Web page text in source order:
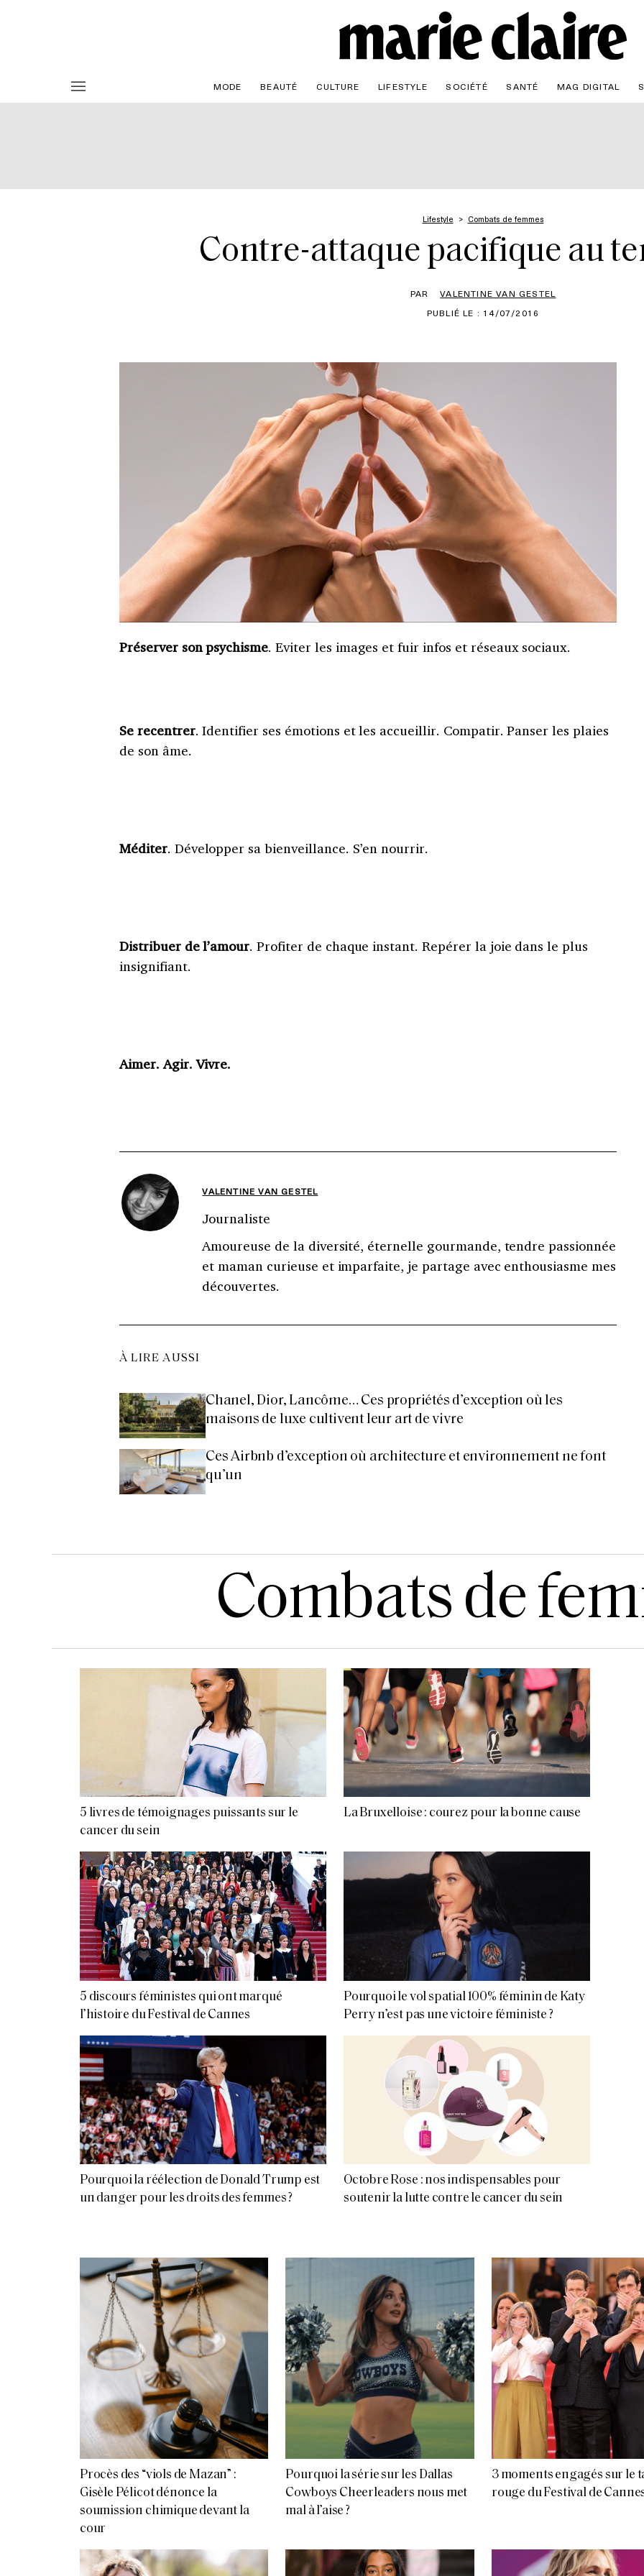
MODE BEAUTÉ CULTURE LIFESTYLE SOCIÉTÉ SANTÉ MAG DIGITAL
Lifestyle Combats de femmes
Contre-attaque pacifique au
PAR
VALENTINE VAN GESTEL
PUBLIÉ LE : 14/07/2016
Préserver son psychisme. Eviter les images et fuir infos et réseaux sociaux.
Se recentrer. Identifier ses émotions et les accueillir. Compatir. Panser les plaies
de son âme.
Méditer. Développer sa bienveillance. S’en nourrir.
Distribuer de l’amour. Profiter de chaque instant. Repérer la joie dans le plus
insignifiant.
Aimer. Agir. Vivre.
VALENTINE VAN GESTEL
Journaliste
Amoureuse de la diversité, éternelle gourmande, tendre passionnée
et maman curieuse et imparfaite, je partage avec enthousiasme mes
découvertes.
À LIRE AUSSI
Chanel, Dior, Lancôme… Ces propriétés d’exception où les
maisons de luxe cultivent leur art de vivre
Ces Airbnb d’exception où architecture et environnement ne font
qu’un
Combats de
5 livres de témoignages puissants sur le
cancer du sein
La Bruxelloise : courez pour la bonne cause
5 discours féministes qui ont marqué
l’histoire du Festival de Cannes
Pourquoi le vol spatial 100% féminin de Katy
Perry n’est pas une victoire féministe ?
Pourquoi la réélection de Donald Trump est
un danger pour les droits des femmes ?
Octobre Rose : nos indispensables pour
soutenir la lutte contre le cancer du sein
Procès des “viols de Mazan” :
Gisèle Pélicot dénonce la
soumission chimique devant la
cour
Pourquoi la série sur les Dallas
Cowboys Cheerleaders nous met
mal à l’aise ?
3 moments engagés sur le
rouge du Festival de